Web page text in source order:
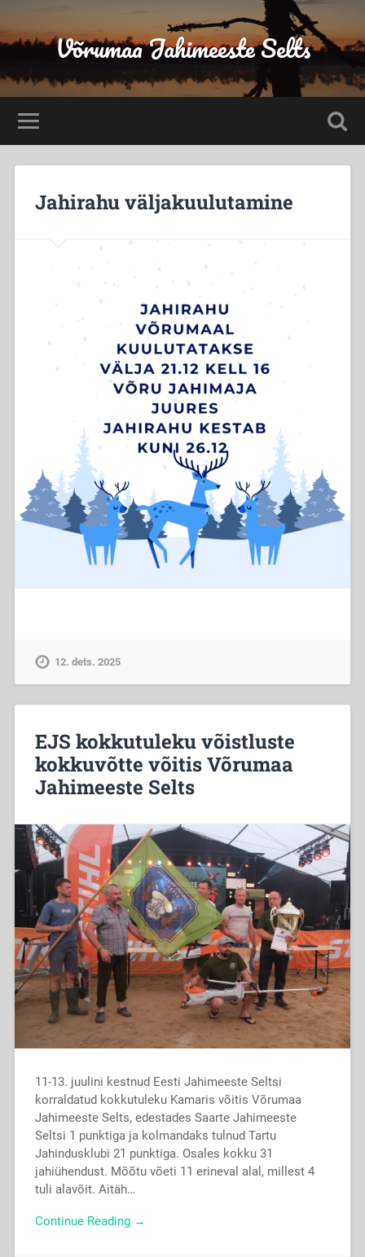
Võrumaa Jahimeeste Selts
Jahirahu väljakuulutamine
12. dets. 2025
EJS kokkutuleku võistluste
kokkuvõtte võitis Võrumaa
Jahimeeste Selts
11-13. juulini kestnud Eesti Jahimeeste Seltsi
korraldatud kokkutuleku Kamaris võitis Võrumaa
Jahimeeste Selts, edestades Saarte Jahimeeste
Seltsi 1 punktiga ja kolmandaks tulnud Tartu
Jahindusklubi 21 punktiga. Osales kokku 31
jahiühendust. Mõõtu võeti 11 erineval alal, millest 4
tuli alavõit. Aitäh…
Continue Reading →